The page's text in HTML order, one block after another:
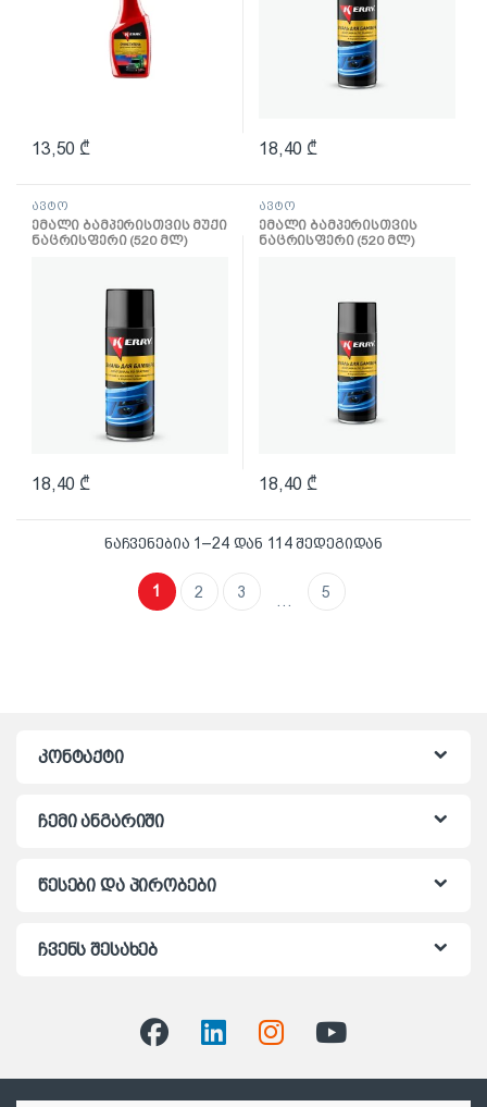
13,50 ₾ 18,40 ₾
ავტო
ემალი ბამპერისთვის მუქი
ნაცრისფერი (520 მლ)
18,40₾
ავტო
ემალი ბამპერისთვის
ნაცრისფერი (520 მლ)
18,40₾
ნაჩვენებია 1–24 დან 114 შედეგიდან
1 2 3 … 5
კონტაქტი
ჩემი ანგარიში
წესები და პირობები
ჩვენს შესახებ